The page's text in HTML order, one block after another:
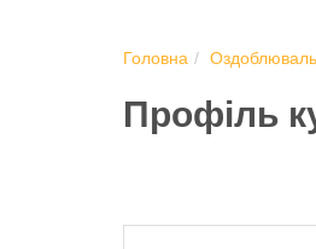
Головна
Профіль